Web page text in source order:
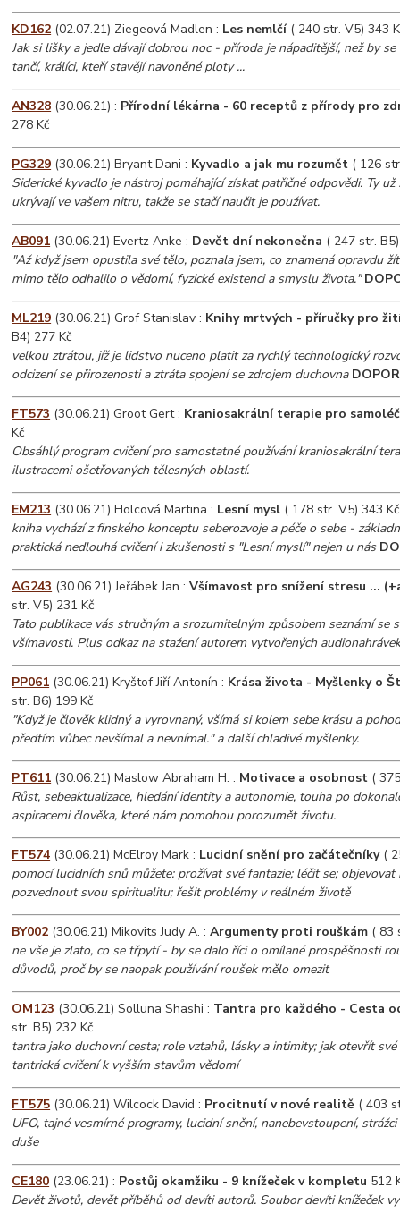
KD162 (02.07.21) Ziegeová Madlen : Les nemlčí( 240 str. V5) 343
Jak si lišky a jedle dávají dobrou noc - příroda je nápaditější, než by
tančí, králíci, kteří stavějí navoněné ploty ...
AN328 (30.06.21) : Přírodní lékárna - 60 receptů z přírody pro
278 Kč
PG329 (30.06.21) Bryant Dani : Kyvadlo a jak mu rozumět ( 126
Siderické kyvadlo je nástroj pomáhající získat patřičné odpovědi. Ty
ukrývají ve vašem nitru, takže se stačí naučit je používat.
AB091 (30.06.21) Evertz Anke : Devět dní nekonečna ( 247 str.
"Až když jsem opustila své tělo, poznala jsem, co znamená opravdu
mimo tělo odhalilo o vědomí, fyzické existenci a smyslu života."
ML219 (30.06.21) Grof Stanislav : Knihy mrtvých - příručky pro
B4) 277 Kč
velkou ztrátou, jíž je lidstvo nuceno platit za rychlý technologický
odcizení se přirozenosti a ztráta spojení se zdrojem duchovna
FT573 (30.06.21) Groot Gert : Kraniosakrální terapie pro
Kč
Obsáhlý program cvičení pro samostatné používání kraniosakrální
ilustracemi ošetřovaných tělesných oblastí.
EM213 (30.06.21) Holcová Martina : Lesní mysl ( 178 str. V5) 343 Kč
kniha vychází z finského konceptu seberozvoje a péče o sebe -
praktická nedlouhá cvičení i zkušenosti s "Lesní myslí" nejen u nás
AG243 (30.06.21) Jeřábek Jan :Všímavost pro snížení stresu ...
str. V5) 231 Kč
Tato publikace vás stručným a srozumitelným způsobem seznámí se
všímavosti. Plus odkaz na stažení autorem vytvořených
PP061 (30.06.21) Kryštof Jiří Antonín : Krása života - Myšlenky o
str. B6) 199 Kč
"Když je člověk klidný a vyrovnaný, všímá si kolem sebe krásu a
předtím vůbec nevšímal a nevnímal." a další chladivé myšlenky.
PT611 (30.06.21) Maslow Abraham H. : Motivace a osobnost (
Růst, sebeaktualizace, hledání identity a autonomie, touha po
aspiracemi člověka, které nám pomohou porozumět životu.
FT574 (30.06.21) McElroy Mark : Lucidní snění pro začátečníky(
pomocí lucidních snů můžete: prožívat své fantazie; léčit se;
pozvednout svou spiritualitu; řešit problémy v reálném životě
BY002 (30.06.21) Mikovits Judy A. :Argumenty proti rouškám ( 83
ne vše je zlato, co se třpytí - by se dalo říci o omílané prospěšnosti
důvodů, proč by se naopak používání roušek mělo omezit
OM123 (30.06.21) Solluna Shashi : Tantra pro každého - Cesta
str. B5) 232 Kč
tantra jako duchovní cesta; role vztahů, lásky a intimity; jak otevřít
tantrická cvičení k vyšším stavům vědomí
FT575 (30.06.21) Wilcock David : Procitnutí v nové realitě ( 403
UFO, tajné vesmírné programy, lucidní snění, nanebevstoupení,
duše
CE180 (23.06.21) : Postůj okamžiku - 9 knížeček v kompletu 512
Devět životů, devět příběhů od devíti autorů. Soubor devíti knížeček